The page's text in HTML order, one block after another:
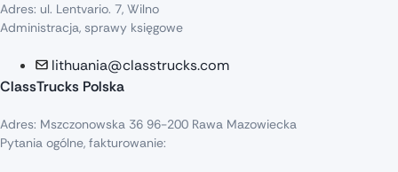
Adres: ul. Lentvario. 7, Wilno
Administracja, sprawy księgowe
lithuania@classtrucks.com
ClassTrucks Polska
Adres: Mszczonowska 36 96-200 Rawa Mazowiecka
Pytania ogólne, fakturowanie: